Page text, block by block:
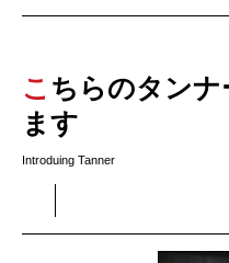
こちらのタンナーの革を使ってい
ます
Introduing Tanner